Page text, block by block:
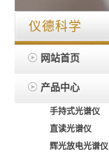
仪德科学
网站首页
产品中心
手持式光谱仪
直读光谱仪
辉光放电光谱仪